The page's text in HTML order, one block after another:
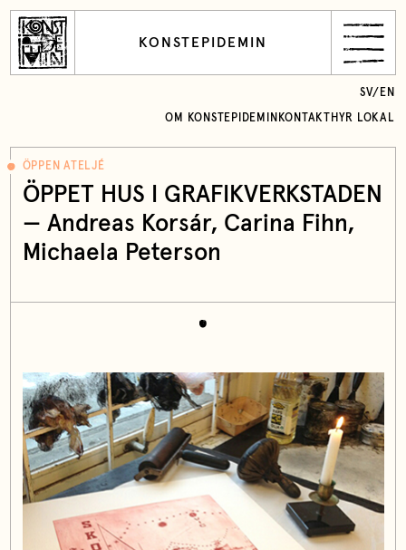
KONSTEPIDEMIN
OM KONSTEPIDEMIN KONTAKT HYR LOKAL
SV/ EN
ÖPPEN ATELJÉ
ÖPPET HUS I GRAFIKVERKSTADEN
— Andreas Korsár, Carina Fihn,
Michaela Peterson